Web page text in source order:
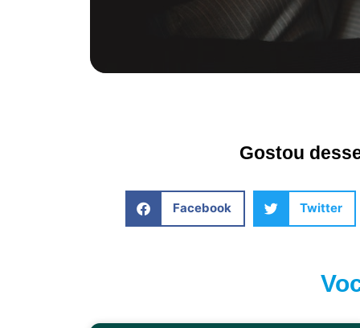
Gostou
Facebook Twitter